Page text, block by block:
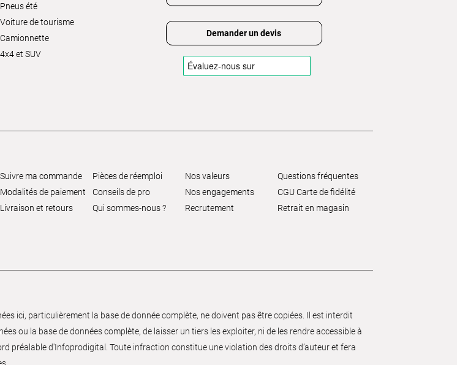
Pneus été
Voiture de tourisme
Camionnette
4x4 et SUV
Demander un devis
Suivre ma commande
Modalités de paiement
Livraison et retours
Pièces de réemploi
Conseils de pro
Qui sommes-nous ?
Nos valeurs
Nos engagements
Recrutement
Questions fréquentes
CGU Carte de fidélité
Retrait en magasin
ici, particulièrement la base de donnée complète, ne doivent pas être copiées. Il est interdit
ou la base de données complète, de laisser un tiers les exploiter, ni de les rendre accessible à
préalable d'Infoprodigital. Toute infraction constitue une violation des droits d’auteur et fera